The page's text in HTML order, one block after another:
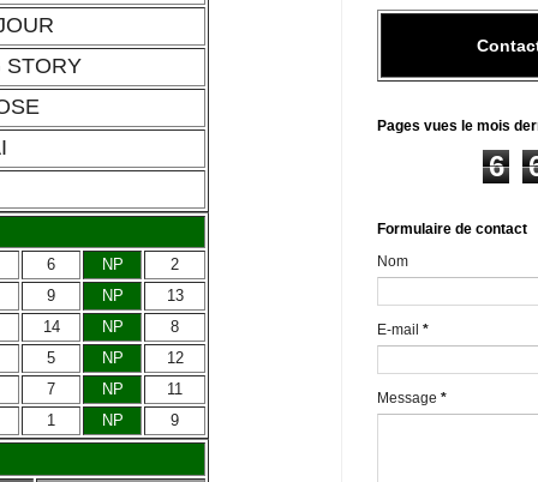
STORY
6 NP
2
9 NP
13
14 NP
8
5 NP
12
7 NP
11
1 NP 9
Pages vues le mois
6
Formulaire de contact
Nom
E-mail *
Message *